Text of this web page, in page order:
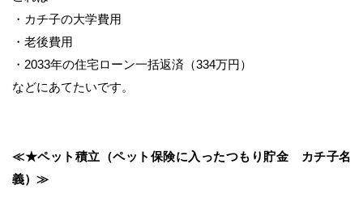
・カチ子の大学費用
・老後費用
・2033年の住宅ローン一括返済（334万円）
などにあてたいです。
≪★ペット積立（ペット保険に入ったつもり貯金 カチ子名
義）≫